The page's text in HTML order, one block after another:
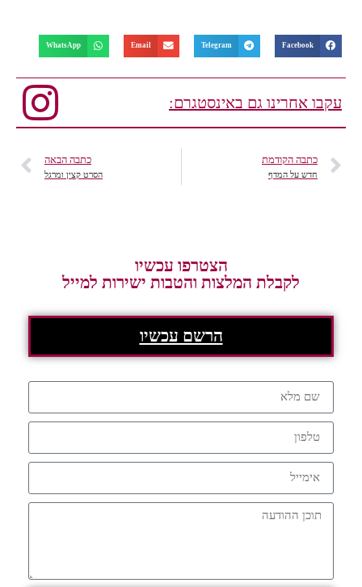
Facebook
Telegram
Email
WhatsApp
עקבו אחרינו גם באינסטגרם:
כתבה הקודמת
חדש על המדף
כתבה הבאה
הסרט קצין ומרגל
הצטרפו עכשיו
לקבלת המלצות והטבות ישירות למייל
הרשם עכשיו